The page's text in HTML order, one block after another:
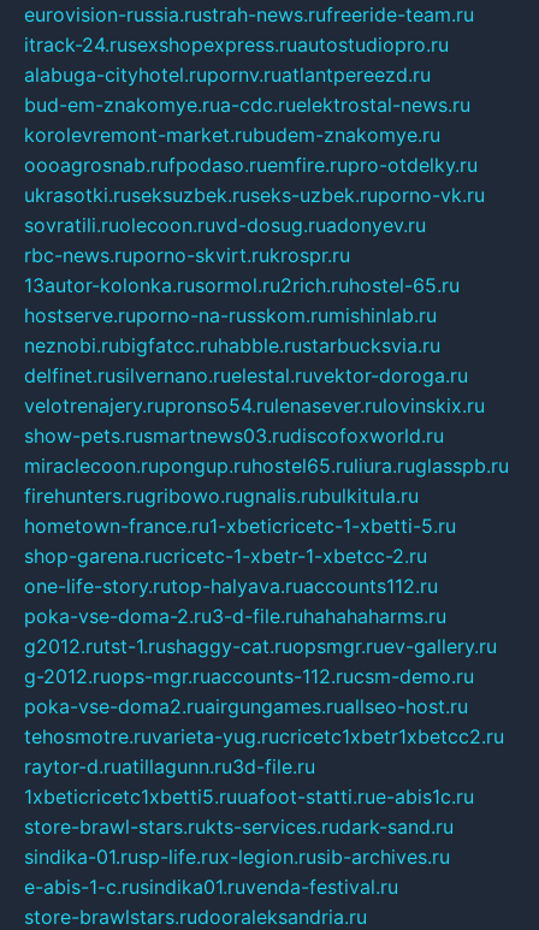
eurovision-russia.rustrah-news.rufreeride-team.ru
itrack-24.rusexshopexpress.ruautostudiopro.ru
alabuga-cityhotel.rupornv.ruatlantpereezd.ru
bud-em-znakomye.rua-cdc.ruelektrostal-news.ru
korolevremont-market.rubudem-znakomye.ru
oooagrosnab.rufpodaso.ruemfire.rupro-otdelky.ru
ukrasotki.ruseksuzbek.ruseks-uzbek.ruporno-vk.ru
sovratili.ruolecoon.ruvd-dosug.ruadonyev.ru
rbc-news.ruporno-skvirt.rukrospr.ru
13autor-kolonka.rusormol.ru2rich.ruhostel-65.ru
hostserve.ruporno-na-russkom.rumishinlab.ru
neznobi.rubigfatcc.ruhabble.rustarbucksvia.ru
delfinet.rusilvernano.ruelestal.ruvektor-doroga.ru
velotrenajery.rupronso54.rulenasever.rulovinskix.ru
show-pets.rusmartnews03.rudiscofoxworld.ru
miraclecoon.rupongup.ruhostel65.ruliura.ruglasspb.ru
firehunters.rugribowo.rugnalis.rubulkitula.ru
hometown-france.ru1-xbeticricetc-1-xbetti-5.ru
shop-garena.rucricetc-1-xbetr-1-xbetcc-2.ru
one-life-story.rutop-halyava.ruaccounts112.ru
poka-vse-doma-2.ru3-d-file.ruhahahaharms.ru
g2012.rutst-1.rushaggy-cat.ruopsmgr.ruev-gallery.ru
g-2012.ruops-mgr.ruaccounts-112.rucsm-demo.ru
poka-vse-doma2.ruairgungames.ruallseo-host.ru
tehosmotre.ruvarieta-yug.rucricetc1xbetr1xbetcc2.ru
raytor-d.ruatillagunn.ru3d-file.ru
1xbeticricetc1xbetti5.ruuafoot-statti.rue-abis1c.ru
store-brawl-stars.rukts-services.rudark-sand.ru
sindika-01.rusp-life.rux-legion.rusib-archives.ru
e-abis-1-c.rusindika01.ruvenda-festival.ru
store-brawlstars.rudooraleksandria.ru